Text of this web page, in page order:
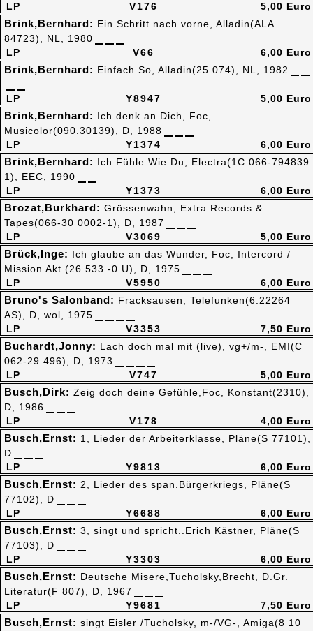
V176
LP
5,00 Euro
V66
LP
Brink,Bernhard: Ein Schritt nach vorne, Alladin(ALA
84723), NL, 1980
6,00 Euro
Y8947
LP
Brink,Bernhard: Einfach So, Alladin(25 074), NL, 1982
5,00 Euro
Y1374
LP
Brink,Bernhard: Ich denk an Dich, Foc,
Musicolor(090.30139), D, 1988
6,00 Euro
Y1373
LP
Brink,Bernhard: Ich Fühle Wie Du, Electra(1C 066-794839
1), EEC, 1990
6,00 Euro
V3069
LP
Brozat,Burkhard: Grössenwahn, Extra Records &
Tapes(066-30 0002-1), D, 1987
5,00 Euro
V5950
LP
Brück,Inge: Ich glaube an das Wunder, Foc, Intercord /
Mission Akt.(26 533 -0 U), D, 1975
6,00 Euro
V3353
LP
Bruno's Salonband: Fracksausen, Telefunken(6.22264
AS), D, wol, 1975
7,50 Euro
V747
LP
Buchardt,Jonny: Lach doch mal mit (live), vg+/m-, EMI(C
062-29 496), D, 1973
5,00 Euro
V178
LP
Busch,Dirk: Zeig doch deine Gefühle,Foc, Konstant(2310),
D, 1986
4,00 Euro
Y9813
LP
Busch,Ernst: 1, Lieder der Arbeiterklasse, Pläne(S 77101),
D
6,00 Euro
Y6688
LP
Busch,Ernst: 2, Lieder des span.Bürgerkriegs, Pläne(S
77102), D
6,00 Euro
Y3303
LP
Busch,Ernst: 3, singt und spricht..Erich Kästner, Pläne(S
77103), D
6,00 Euro
Y9681
LP
Busch,Ernst: Deutsche Misere,Tucholsky,Brecht, D.Gr.
Literatur(F 807), D, 1967
7,50 Euro
Busch,Ernst: singt Eisler /Tucholsky, m-/VG-, Amiga(8 10